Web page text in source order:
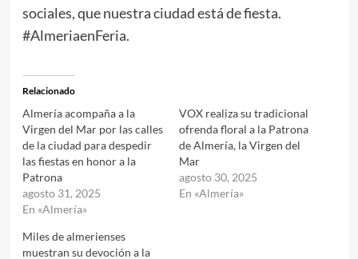
sociales, que nuestra ciudad está de fiesta.
#AlmeriaenFeria.
Relacionado
Almería acompaña a la
Virgen del Mar por las calles
de la ciudad para despedir
las fiestas en honor a la
Patrona
agosto 31, 2025
En «Almería»
VOX realiza su tradicional
ofrenda floral a la Patrona
de Almería, la Virgen del
Mar
agosto 30, 2025
En «Almería»
Miles de almerienses
muestran su devoción a la